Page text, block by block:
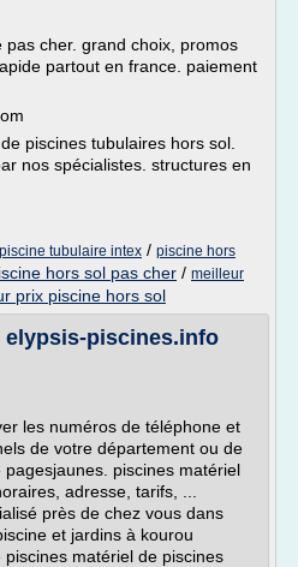
cher. grand choix, promos
partout en france. paiement
piscines tubulaires hors sol.
nos spécialistes. structures en
tubulaire intex / piscine hors
hors sol pas cher / meilleur
prix piscine hors sol
piscines.info
les numéros de téléphone et
de votre département ou de
piscines matériel
adresse, tarifs, ...
près de chez vous dans
et jardins à kourou
matériel de piscines